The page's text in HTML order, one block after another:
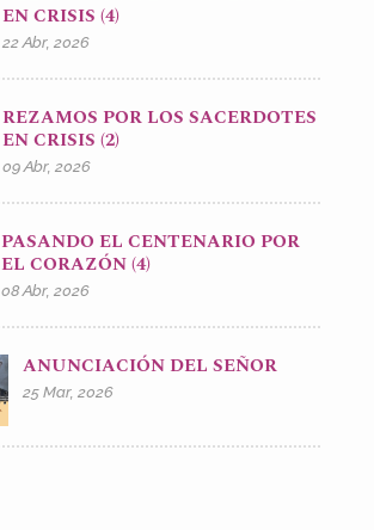
EN CRISIS (4)
22 Abr, 2026
REZAMOS POR LOS SACERDOTES
EN CRISIS (2)
09 Abr, 2026
PASANDO EL CENTENARIO POR
EL CORAZÓN (4)
08 Abr, 2026
ANUNCIACIÓN DEL SEÑOR
25 Mar, 2026